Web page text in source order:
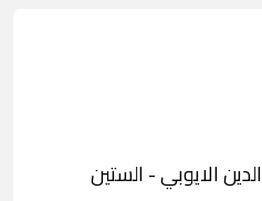
الايوبي - الستين